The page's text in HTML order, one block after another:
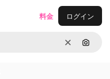
消去 画像で
料金 ログイン